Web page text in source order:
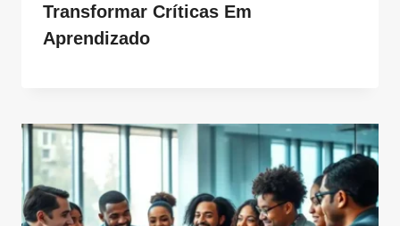
Transformar Críticas Em
Aprendizado